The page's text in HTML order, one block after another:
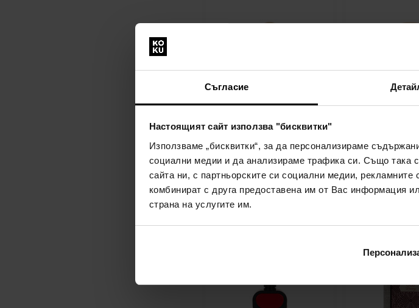
Съгласие
Настоящият сайт използва "бисквитки"
Използваме „бисквитки“, за да персонализираме
социални медии и да анализираме трафика си. Също така
сайта ни, с партньорските си социални медии,
комбинират с друга предоставена им от Вас информация
страна на услугите им.
Afnan Supremacy Gold
Парфюмна вода
100мл - Парфюмна вода -
Унисекс
наличен Детайл
31,00€
90мл -
Жени
наличен